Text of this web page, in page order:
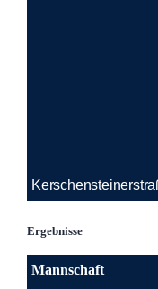
Ergebnisse
Mannschaft